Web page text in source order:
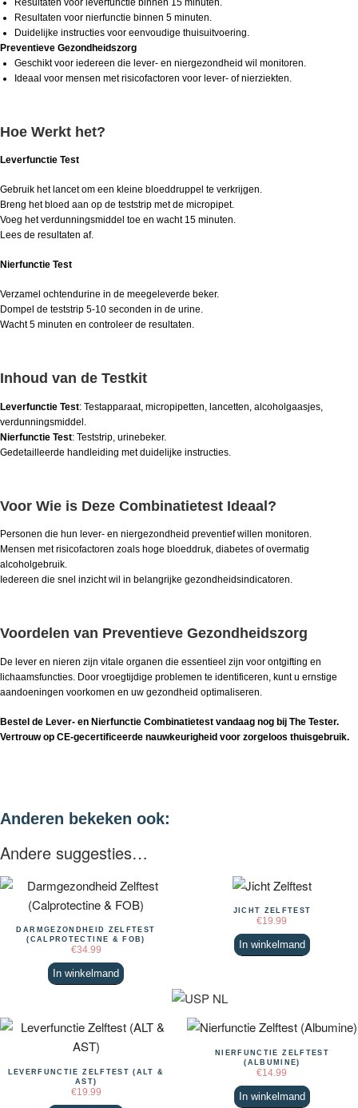
Resultaten voor leverfunctie binnen 15 minuten.
Resultaten voor nierfunctie binnen 5 minuten.
Duidelijke instructies voor eenvoudige thuisuitvoering.
Preventieve Gezondheidszorg
Geschikt voor iedereen die lever- en niergezondheid wil monitoren.
Ideaal voor mensen met risicofactoren voor lever- of nierziekten.
Hoe Werkt het?
Leverfunctie Test
Gebruik het lancet om een kleine bloeddruppel te verkrijgen.
Breng het bloed aan op de teststrip met de micropipet.
Voeg het verdunningsmiddel toe en wacht 15 minuten.
Lees de resultaten af.
Nierfunctie Test
Verzamel ochtendurine in de meegeleverde beker.
Dompel de teststrip 5-10 seconden in de urine.
Wacht 5 minuten en controleer de resultaten.
Inhoud van de Testkit
Leverfunctie Test: Testapparaat, micropipetten, lancetten, alcoholgaasjes,
verdunningsmiddel.
Nierfunctie Test: Teststrip, urinebeker.
Gedetailleerde handleiding met duidelijke instructies.
Voor Wie is Deze Combinatietest Ideaal?
Personen die hun lever- en niergezondheid preventief willen monitoren.
Mensen met risicofactoren zoals hoge bloeddruk, diabetes of overmatig
alcoholgebruik.
Iedereen die snel inzicht wil in belangrijke gezondheidsindicatoren.
Voordelen van Preventieve Gezondheidszorg
De lever en nieren zijn vitale organen die essentieel zijn voor ontgifting en
lichaamsfuncties. Door vroegtijdige problemen te identificeren, kunt u ernstige
aandoeningen voorkomen en uw gezondheid optimaliseren.
Bestel de Lever- en Nierfunctie Combinatietest vandaag nog bij The Tester.
Vertrouw op CE-gecertificeerde nauwkeurigheid voor zorgeloos thuisgebruik.
Anderen bekeken ook:
Andere suggesties…
DARMGEZONDHEID ZELFTEST
(CALPROTECTINE & FOB)
€34.99
In winkelmand
JICHT ZELFTEST
€19.99
In winkelmand
LEVERFUNCTIE ZELFTEST (ALT &
AST)
€19.99
NIERFUNCTIE ZELFTEST
(ALBUMINE)
€14.99
In winkelmand